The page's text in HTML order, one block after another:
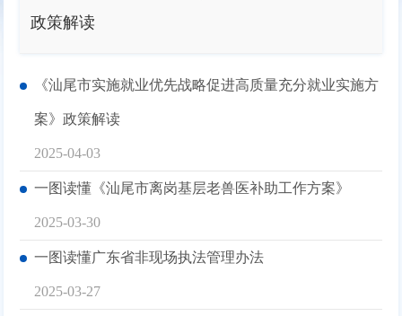
政策解读
《汕尾市实施就业优先战略促进高质量充分就业实施方
案》政策解读
2025-04-03
一图读懂《汕尾市离岗基层老兽医补助工作方案》
2025-03-30
一图读懂广东省非现场执法管理办法
2025-03-27